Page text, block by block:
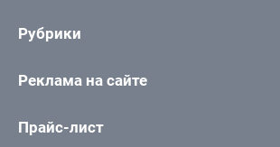
Рубрики
Реклама на сайте
Прайс-лист